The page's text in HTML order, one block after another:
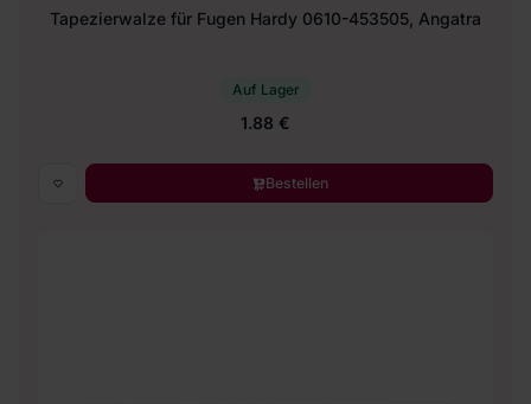
Tapezierwalze für Fugen Hardy 0610-453505, Angatra
Auf Lager
1.88 €
Bestellen